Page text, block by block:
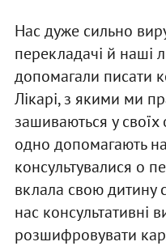
Нас дуже сильно
перекладачі й наші
допомагали писати
Лікарі, з якими ми
зашиваються у
одно допомагають
консультувалися о
вклала свою дитину
нас консультативні
розшифровувати